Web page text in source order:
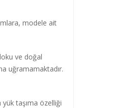
modele ait
ve doğal
uğramamaktadır.
taşıma özelliği